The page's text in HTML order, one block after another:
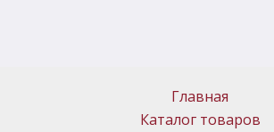
Главная
Каталог товаров